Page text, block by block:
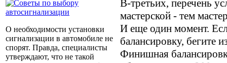
О необходимости установки
сигнализации в автомобиле не
спорят. Правда, специалисты
утверждают, что не такой
В-третьих, перечень
мастерской - тем
И еще один момент.
балансировку, бегите
Финишная